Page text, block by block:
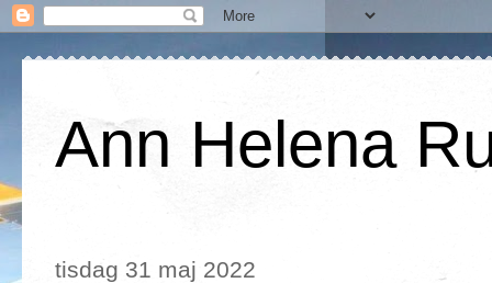
Ann Helena
tisdag 31 maj 2022